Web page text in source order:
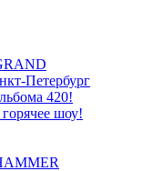
Петербург
420!
шоу!